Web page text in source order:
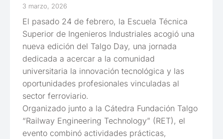
3 marzo, 2026
El pasado 24 de febrero, la Escuela Técnica
Superior de Ingenieros Industriales acogió una
nueva edición del Talgo Day, una jornada
dedicada a acercar a la comunidad
universitaria la innovación tecnológica y las
oportunidades profesionales vinculadas al
sector ferroviario.
Organizado junto a la Cátedra Fundación Talgo
“Railway Engineering Technology” (RET), el
evento combinó actividades prácticas,